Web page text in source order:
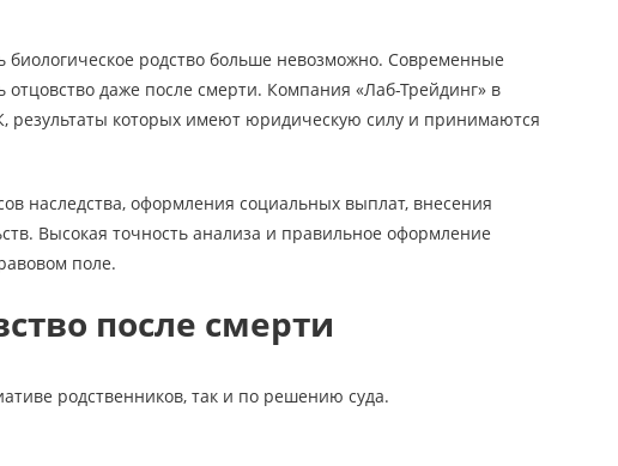
биологическое родство больше невозможно. Современные
даже после смерти. Компания «Лаб-Трейдинг» в
результаты которых имеют юридическую силу и принимаются
наследства, оформления социальных выплат, внесения
Высокая точность анализа и правильное оформление
поле.
после смерти
родственников, так и по решению суда.